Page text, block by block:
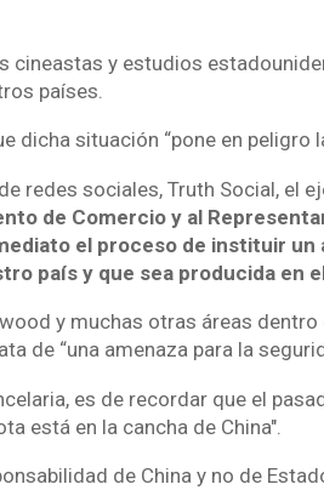
cineastas y estudios
países.
dicha situación “pone en peligro
redes sociales, Truth Social, el
de Comercio y al
el proceso de instituir un
país y que sea producida en
y muchas otras áreas dentro
de “una amenaza para la
es de recordar que el
está en la cancha de China".
de China y no de